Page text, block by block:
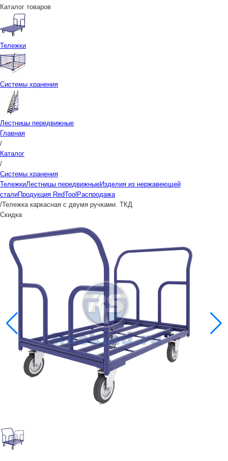
Каталог товаров
Тележки
Системы хранения
Лестницы передвижные
Главная
/
Каталог
/
Системы хранения
ТележкиЛестницы передвижныеИзделия из нержавеющей
сталиПродукция RedTool Распродажа
/Тележка каркасная с двумя ручками. ТКД
Скидка